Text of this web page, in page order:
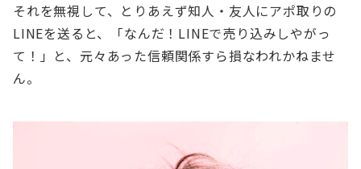
それを無視して、とりあえず知人・友人にアポ取りの
LINEを送ると、「なんだ！LINEで売り込みしやがっ
て！」と、元々あった信頼関係すら損なわれかねませ
ん。